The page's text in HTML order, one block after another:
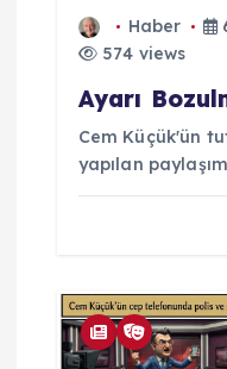
Haber
574 views
Ayarı
Cem Küçük'ün
yapılan